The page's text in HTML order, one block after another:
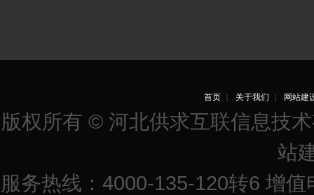
首页｜ 关于我们 网站建
版权所有 © 河北供求互联信息技
站
服务热线：4000-135-120转6 增